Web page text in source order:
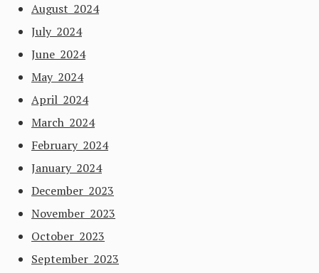
August 2024
July 2024
June 2024
May 2024
April 2024
March 2024
February 2024
January 2024
December 2023
November 2023
October 2023
September 2023